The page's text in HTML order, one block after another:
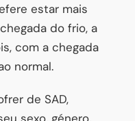
estar mais
do frio, a
com a chegada
normal.
de SAD,
sexo, género,